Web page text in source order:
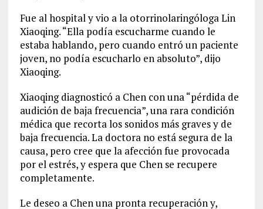
Fue al hospital y vio a la otorrinolaringóloga Lin
Xiaoqing. “Ella podía escucharme cuando le
estaba hablando, pero cuando entró un paciente
joven, no podía escucharlo en absoluto”, dijo
Xiaoqing.
Xiaoqing diagnosticó a Chen con una “pérdida de
audición de baja frecuencia”, una rara condición
médica que recorta los sonidos más graves y de
baja frecuencia. La doctora no está segura de la
causa, pero cree que la afección fue provocada
por el estrés, y espera que Chen se recupere
completamente.
Le deseo a Chen una pronta recuperación y,